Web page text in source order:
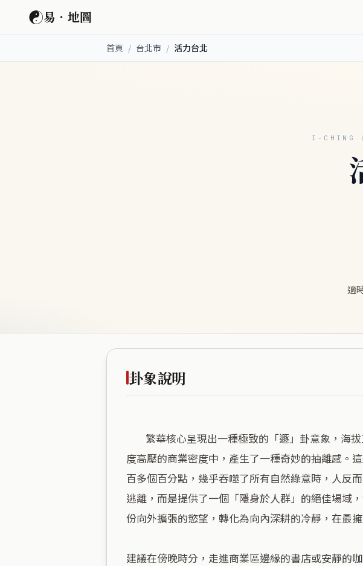
☯易．地圖
首頁 / 台北市 / 活力台北
I-CHING
適
卦象說明
度高壓的商業密度中，產生了一種奇妙的抽離感。
百多個百分點，幾乎吞噬了所有自然綠意時，人反
逃離，而是提供了一個「隱身於人群」的絕佳場域
份向外擴張的慾望，轉化為向內深耕的冷靜，在最
建議在傍晚時分，走進商業區邊緣的書店或安靜的